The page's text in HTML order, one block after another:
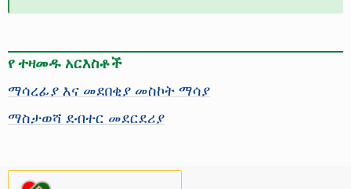
የ ተዛመዱ አርእስቶች
ማሳረፊያ እና መደበቂያ መስኮት ማሳያ
ማስታወሻ ደብተር መደርደሪያ